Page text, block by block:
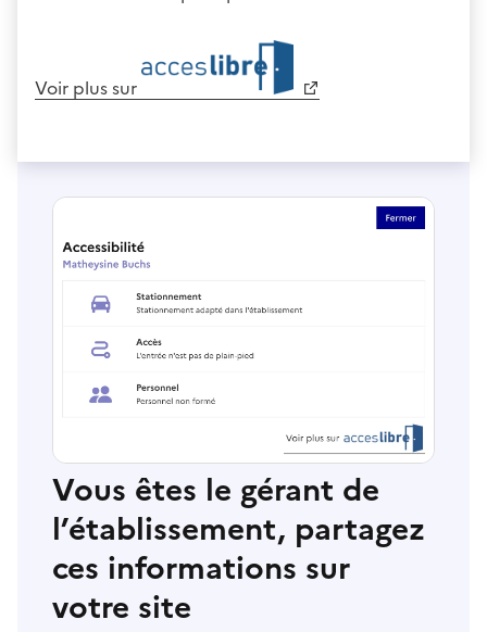
Voir plus sur
Vous êtes le gérant de
l’établissement, partagez
ces informations sur
votre site